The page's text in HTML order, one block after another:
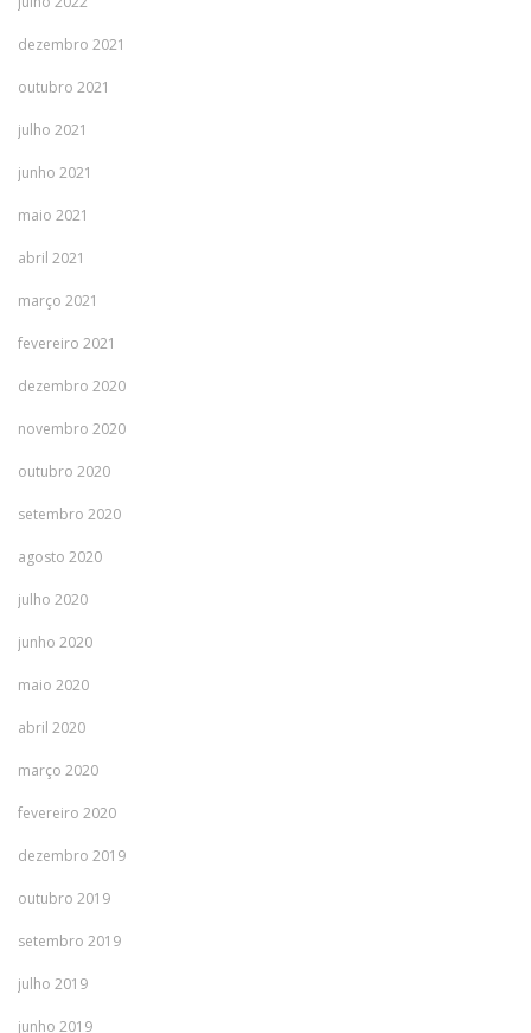
dezembro 2021
outubro 2021
julho 2021
junho 2021
maio 2021
abril 2021
março 2021
fevereiro 2021
dezembro 2020
novembro 2020
outubro 2020
setembro 2020
agosto 2020
julho 2020
junho 2020
maio 2020
abril 2020
março 2020
fevereiro 2020
dezembro 2019
outubro 2019
setembro 2019
julho 2019
junho 2019